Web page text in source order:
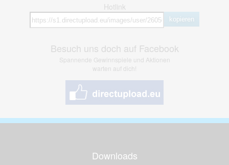
Hotlink
kopieren
Besuch uns doch auf Facebook
Spannende Gewinnspiele und Aktionen
warten auf dich!
Downloads